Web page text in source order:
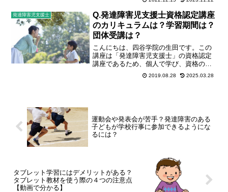
の先生、支援施設で働かれている方、発
達障害のあるお子さんの保護者の方、定
年退職後に学び直しをされ...
発達障害児支援士
Q.発達障害児支援士資格認定講座
のカリキュラムは？学習期間は？
団体受講は？
こんにちは、四谷学院の生田です。この
講座は「発達障害児支援士」の資格認定
講座であるため、個人で学び、資格の認
定を受けるものですが、施設の方から、
「講座を施設全体の研修として受講した
2019.08.28 2025.03.28
運動会や発表会が苦手？発達障害のある
子どもが学校行事に参加できるようにな
るには？
タブレット学習にはデメリットがある？
タブレット教材を使う際の４つの注意点
【動画で分かる】